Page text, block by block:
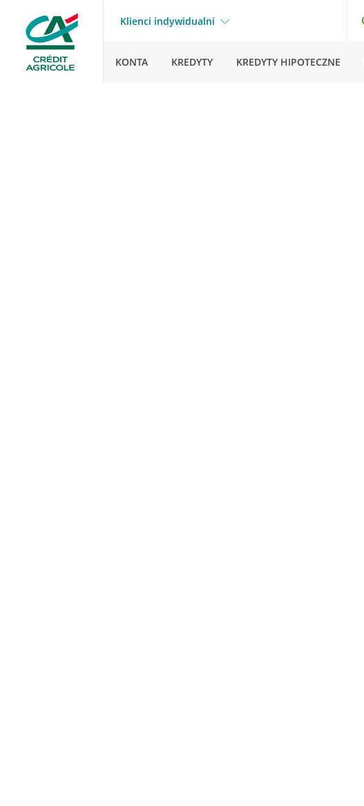
Klienci indywidualni
KONTA KREDYTY KREDYTY HIPOTECZNE